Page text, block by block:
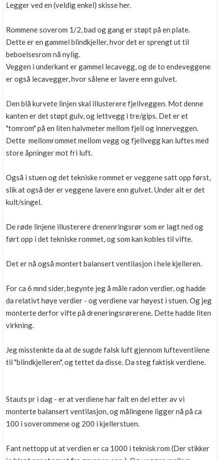
Legger ved en (veldig enkel) skisse her.
Rommene soverom 1/2, bad og gang er støpt på en plate.
Dette er en gammel blindkjeller, hvor det er sprengt ut til
beboelsesrom nå nylig.
Veggen i underkant er gammel lecavegg, og de to endeveggene
er også lecavegger, hvor sålene er lavere enn gulvet.
Den blå kurvete linjen skal illusterere fjellveggen. Mot denne
kanten er det støpt gulv, og lettvegg i tre/gips. Det er et
"tomrom" på en liten halvmeter mellom fjell og innerveggen.
Dette mellomrommet mellom vegg og fjellvegg kan luftes med
store åpninger mot fri luft.
Også i stuen og det tekniske rommet er veggene satt opp først,
slik at også der er veggene lavere enn gulvet. Under alt er det
kult/singel.
De røde linjene illusterere drenenringsrør som er lagt ned og
ført opp i det tekniske rommet, og som kan kobles til vifte.
Det er nå også montert balansert ventilasjon i hele kjelleren.
For ca 6 mnd sider, begynte jeg å måle radon verdier, og hadde
da relativt høye verdier - og verdiene var høyest i stuen. Og jeg
monterte derfor vifte på dreneringsrørerene. Dette hadde liten
virkning.
Jeg misstenkte da at de sugde falsk luft gjennom lufteventilene
til "blindkjelleren", og tettet da disse. Da steg faktisk verdiene.
Stauts pr i dag - er at verdiene har falt en del etter av vi
monterte balansert ventilasjon, og målingene ligger nå på ca
100 i soverommene og 200 i kjellerstuen.
Fant nettopp ut at verdien er ca 1000 i teknisk rom (Der stikker